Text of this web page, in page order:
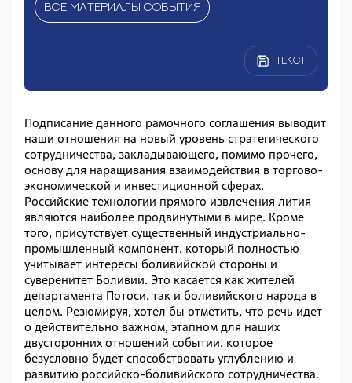
ВСЕ МАТЕРИАЛЫ СОБЫТИЯ
ТЕКСТ
Подписание данного рамочного соглашения выводит
наши отношения на новый уровень стратегического
сотрудничества, закладывающего, помимо прочего,
основу для наращивания взаимодействия в торгово-
экономической и инвестиционной сферах.
Российские технологии прямого извлечения лития
являются наиболее продвинутыми в мире. Кроме
того, присутствует существенный индустриально-
промышленный компонент, который полностью
учитывает интересы боливийской стороны и
суверенитет Боливии. Это касается как жителей
департамента Потоси, так и боливийского народа в
целом. Резюмируя, хотел бы отметить, что речь идет
о действительно важном, этапном для наших
двусторонних отношений событии, которое
безусловно будет способствовать углублению и
развитию российско-боливийского сотрудничества.